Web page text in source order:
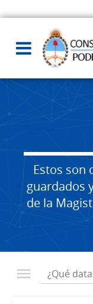
Estos son
guardados
de la